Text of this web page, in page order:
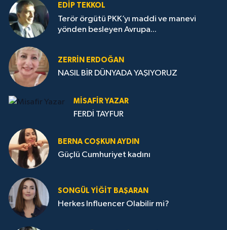
EDIP TEKKOL
Terör örgütü PKK’yı maddi ve manevi
yönden besleyen Avrupa...
ZERRIN ERDOĞAN
NASIL BİR DÜNYADA YAŞIYORUZ
MISAFIR YAZAR
FERDİ TAYFUR
BERNA COŞKUN AYDIN
Güçlü Cumhuriyet kadını
SONGÜL YIĞIT BAŞARAN
Herkes Influencer Olabilir mi?